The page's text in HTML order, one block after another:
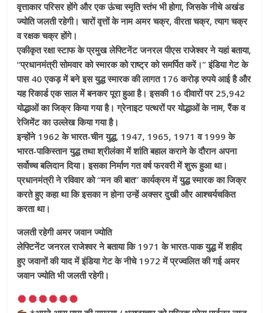
वृत्ताकार परिसर होंगे और एक ऊंचा स्मृति स्तंभ भी होगा, जिसके नीचे अखंड
ज्योति जलती रहेगी। चारों वृत्तों के नाम अमर चक्र, वीरता चक्र, त्याग चक्र
व रक्षक चक्र होंगे।
एकीकृत रक्षा स्टाफ के प्रमुख लेफ्टिनेंट जनरल पीएस राजेश्वर ने यहां बताया,
“प्रधानमंत्री सोमवार को स्मारक को राष्ट्र को समर्पित करें।” इंडिया गेट के
पास 40 एकड़ में बने इस युद्ध स्मारक की लागत 176 करोड़ रुपये आई है और
यह रिकार्ड एक साल में बनकर पूरा हुआ है। इसकी 16 दीवारों पर 25,942
योद्धाओं का जिक्र किया गया है। ग्रेनाइट पत्थरों पर योद्धाओं के नाम, रैंक व
रेजिमेंट का उल्लेख किया गया है।
इन्होंने 1962 के भारत-चीन युद्ध, 1947, 1965, 1971 व 1999 के
भारत-पाकिस्तान युद्ध तथा श्रीलंका में शांति बहाल कराने के दौरान अपना
सर्वोच्च बलिदान दिया। इसका निर्माण गत वर्ष फरवरी में शुरू हुआ था।
प्रधानमंत्री ने रविवार को “मन की बात” कार्यक्रम में युद्ध स्मारक का जिक्र
करते हुए कहा था कि इसका न होना उन्हें अक्सर दुखी और आश्चर्यचकित
करता था।
जलती रहेगी अमर जवान ज्योति
लेफ्टिनेंट जनरल राजेश्वर ने बताया कि 1971 के भारत-पाक युद्ध में शहीद
हुए जवानों की याद में इंडिया गेट के नीचे 1972 में प्रज्वलित की गई अमर
जवान ज्योति भी जलती रहेगी।